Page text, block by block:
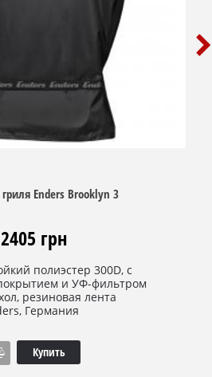
Enders Brooklyn 3
2405 грн
полиэстер 300D, с
и УФ-фильтром
резиновая лента
Германия
Купить